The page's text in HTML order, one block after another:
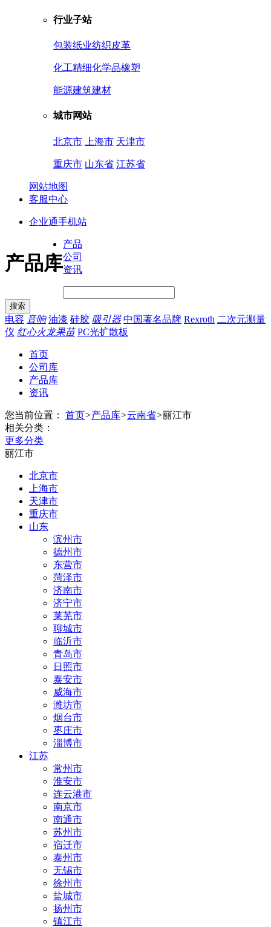
行业子站
包装纸业纺织皮革
化工精细化学品橡塑
能源建筑建材
城市网站
北京市 上海市 天津市
重庆市 山东省 江苏省
网站地图
客服中心
企业通手机站
产品库
产品
公司
资讯
电容 音响 油漆 硅胶 吸引器 中国著名品牌 Rexroth 二次元测量
仪 红心火龙果苗 PC光扩散板
首页
公司库
产品库
资讯
您当前位置： 首页>产品库>云南省>丽江市
相关分类：
更多分类
丽江市
北京市
上海市
天津市
重庆市
山东
滨州市
德州市
东营市
菏泽市
济南市
济宁市
莱芜市
聊城市
临沂市
青岛市
日照市
泰安市
威海市
潍坊市
烟台市
枣庄市
淄博市
江苏
常州市
淮安市
连云港市
南京市
南通市
苏州市
宿迁市
泰州市
无锡市
徐州市
盐城市
扬州市
镇江市